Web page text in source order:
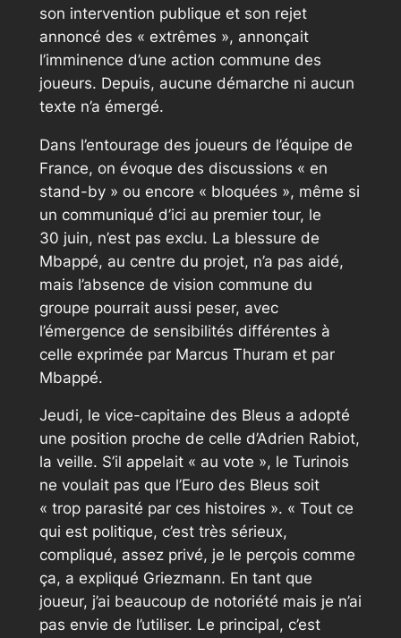
son intervention publique et son rejet
annoncé des « extrêmes », annonçait
l’imminence d’une action commune des
joueurs. Depuis, aucune démarche ni aucun
texte n’a émergé.
Dans l’entourage des joueurs de l’équipe de
France, on évoque des discussions « en
stand-by » ou encore « bloquées », même si
un communiqué d’ici au premier tour, le
30 juin, n’est pas exclu. La blessure de
Mbappé, au centre du projet, n’a pas aidé,
mais l’absence de vision commune du
groupe pourrait aussi peser, avec
l’émergence de sensibilités différentes à
celle exprimée par Marcus Thuram et par
Mbappé.
Jeudi, le vice-capitaine des Bleus a adopté
une position proche de celle d’Adrien Rabiot,
la veille. S’il appelait « au vote », le Turinois
ne voulait pas que l’Euro des Bleus soit
« trop parasité par ces histoires ». « Tout ce
qui est politique, c’est très sérieux,
compliqué, assez privé, je le perçois comme
ça, a expliqué Griezmann. En tant que
joueur, j’ai beaucoup de notoriété mais je n’ai
pas envie de l’utiliser. Le principal, c’est